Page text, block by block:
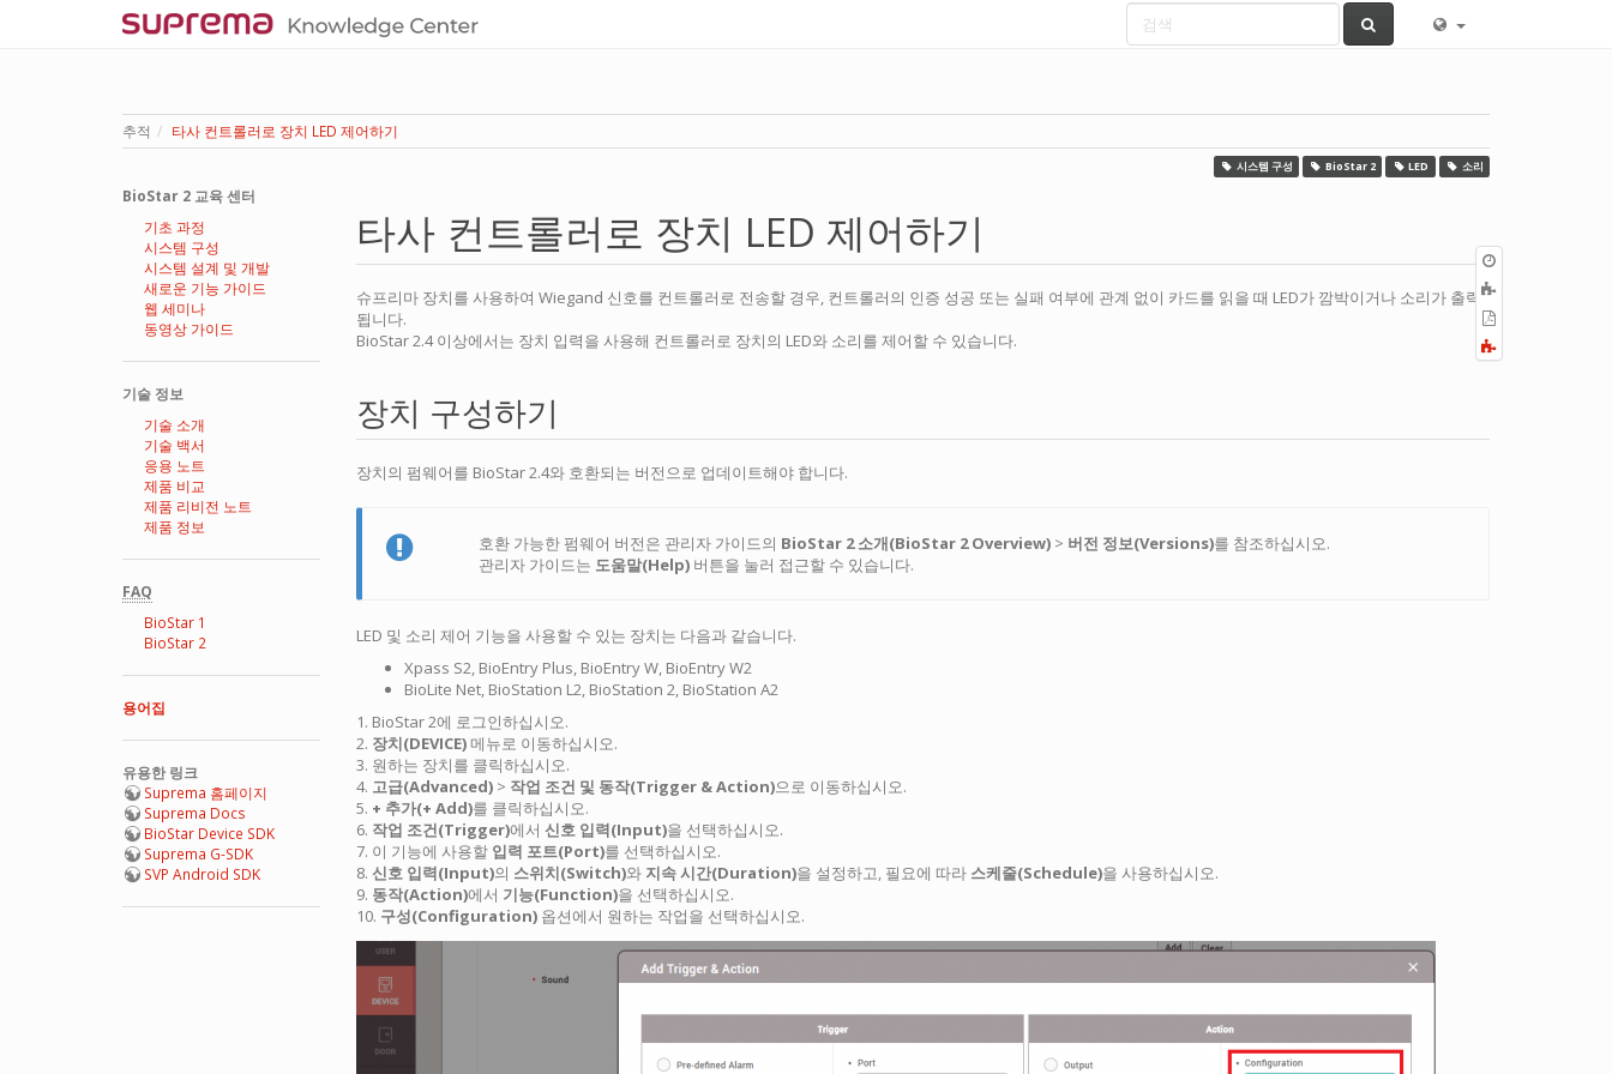
추적 타사 컨트롤러로 장치 LED 제어하기
시스템 구성 BioStar 2 LED 소리
BioStar 2 교육 센터
기초 과정
시스템 구성
시스템 설계 및 개발
새로운 기능 가이드
웹 세미나
동영상 가이드
기술 정보
기술 소개
기술 백서
응용 노트
제품 비교
제품 리비전 노트
제품 정보
FAQ
BioStar 1
BioStar 2
용어집
유용한 링크
Suprema 홈페이지
Suprema Docs
BioStar Device SDK
Suprema G-SDK
SVP Android SDK
내
all
타사 컨트롤러로 장치 LED 제어하기
슈프리마 장치를 사용하여 Wiegand 신호를 컨트롤러로 전송할 경우, 컨트롤러의 인증 성공 또는 실패 여부에 관계 없이 카드를 읽을 때 LED가 깜박이거나 소리가 출력
됩니다.
BioStar 2.4 이상에서는 장치 입력을 사용해 컨트롤러로 장치의 LED와 소리를 제어할 수 있습니다.
장치 구성하기
장치의 펌웨어를 BioStar 2.4와 호환되는 버전으로 업데이트해야 합니다.
호환 가능한 펌웨어 버전은 관리자 가이드의 BioStar 2 소개(BioStar 2 Overview) > 버전 정보(Versions)를 참조하십시오.
관리자 가이드는 도움말(Help) 버튼을 눌러 접근할 수 있습니다.
LED 및 소리 제어 기능을 사용할 수 있는 장치는 다음과 같습니다.
Xpass S2, BioEntry Plus, BioEntry W, BioEntry W2
BioLite Net, BioStation L2, BioStation 2, BioStation A2
1. BioStar 2에 로그인하십시오.
2. 장치(DEVICE)메뉴로 이동하십시오.
3. 원하는 장치를 클릭하십시오.
4. 고급(Advanced) > 작업 조건 및 동작(Trigger & Action)으로 이동하십시오.
5. + 추가(+ Add)를 클릭하십시오.
6. 작업 조건(Trigger)에서 신호 입력(Input)을 선택하십시오.
7. 이 기능에 사용할 입력 포트(Port)를 선택하십시오.
8. 신호 입력(Input)의 스위치(Switch)와 지속 시간(Duration)을 설정하고, 필요에 따라 스케줄(Schedule)을 사용하십시오.
9. 동작(Action)에서 기능(Function)을 선택하십시오.
10. 구성(Configuration) 옵션에서 원하는 작업을 선택하십시오.